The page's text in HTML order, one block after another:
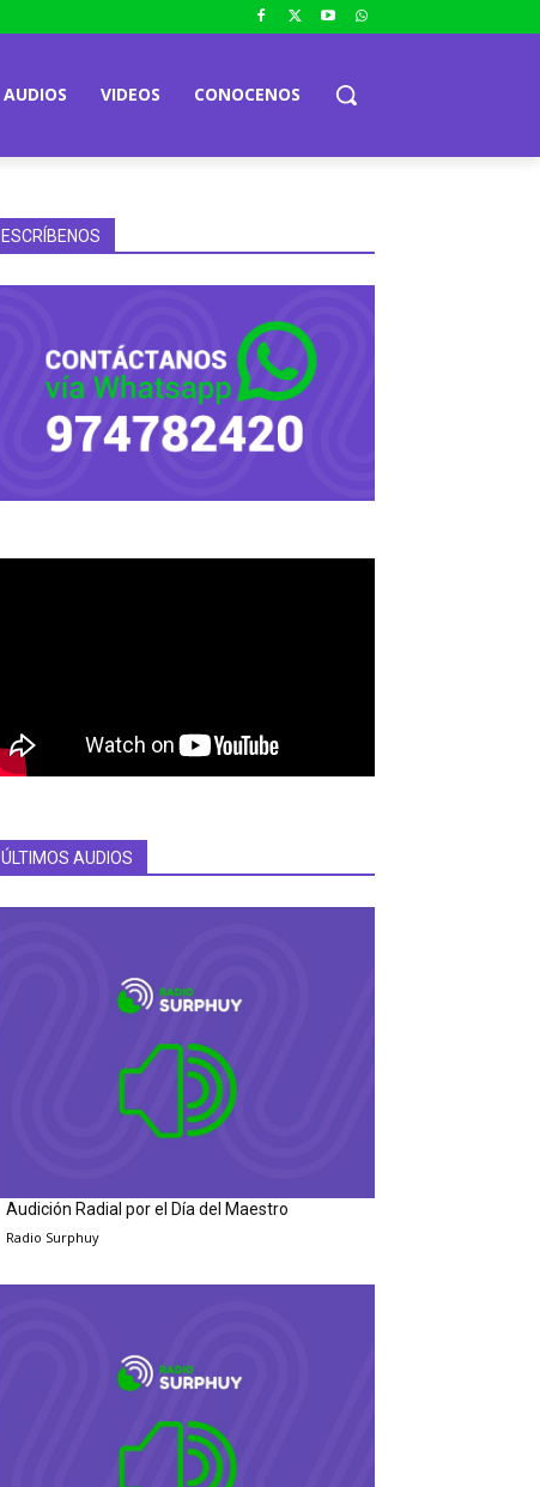
AUDIOS VIDEOS CONOCENOS
ESCRÍBENOS
ÚLTIMOS AUDIOS
Audición Radial por el Día del Maestro
Radio Surphuy